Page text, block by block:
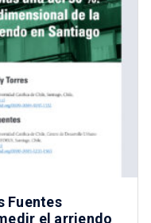
Fuentes
el arriendo